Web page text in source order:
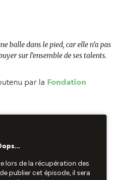
balle dans le pied, car elle n’a pas
sur l’ensemble de ses talents.
par la Fondation